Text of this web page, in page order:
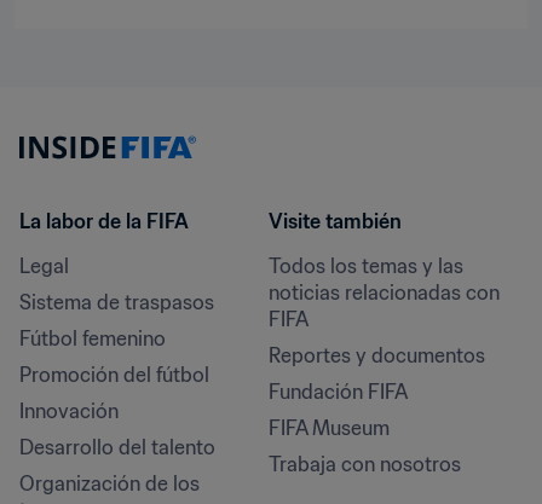
La labor de la FIFA
Legal
Sistema de traspasos
Fútbol femenino
Promoción del fútbol
Innovación
Desarrollo del talento
Organización de los
Visite también
Todos los temas y las
noticias relacionadas con
FIFA
Reportes y documentos
Fundación FIFA
FIFA Museum
Trabaja con nosotros